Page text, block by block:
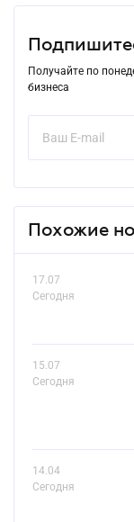
Получайте по
бизнеса
Похожие
17.07
Сегодня
15.07
Сегодня
14.04
Сегодня